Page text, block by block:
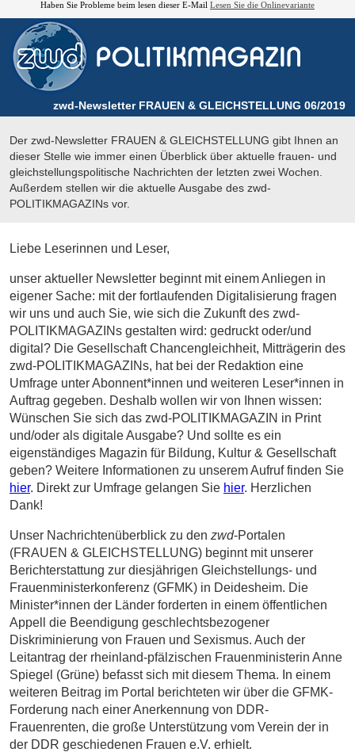
Haben Sie Probleme beim lesen dieser E-Mail Lesen Sie die Onlinevariante
zwd-Newsletter FRAUEN & GLEICHSTELLUNG 06/2019
Der zwd-Newsletter FRAUEN & GLEICHSTELLUNG gibt Ihnen an
dieser Stelle wie immer einen Überblick über aktuelle frauen- und
gleichstellungspolitische Nachrichten der letzten zwei Wochen.
Außerdem stellen wir die aktuelle Ausgabe des zwd-
POLITIKMAGAZINs vor.
Liebe Leserinnen und Leser,
unser aktueller Newsletter beginnt mit einem Anliegen in
eigener Sache: mit der fortlaufenden Digitalisierung fragen
wir uns und auch Sie, wie sich die Zukunft des zwd-
POLITIKMAGAZINs gestalten wird: gedruckt oder/und
digital? Die Gesellschaft Chancengleichheit, Mitträgerin des
zwd-POLITIKMAGAZINs, hat bei der Redaktion eine
Umfrage unter Abonnent*innen und weiteren Leser*innen in
Auftrag gegeben. Deshalb wollen wir von Ihnen wissen:
Wünschen Sie sich das zwd-POLITIKMAGAZIN in Print
und/oder als digitale Ausgabe? Und sollte es ein
eigenständiges Magazin für Bildung, Kultur & Gesellschaft
geben? Weitere Informationen zu unserem Aufruf finden Sie
hier. Direkt zur Umfrage gelangen Sie hier. Herzlichen
Dank!
Unser Nachrichtenüberblick zu den zwd-Portalen
(FRAUEN & GLEICHSTELLUNG) beginnt mit unserer
Berichterstattung zur diesjährigen Gleichstellungs- und
Frauenministerkonferenz (GFMK) in Deidesheim. Die
Minister*innen der Länder forderten in einem öffentlichen
Appell die Beendigung geschlechtsbezogener
Diskriminierung von Frauen und Sexismus. Auch der
Leitantrag der rheinland-pfälzischen Frauenministerin Anne
Spiegel (Grüne) befasst sich mit diesem Thema. In einem
weiteren Beitrag im Portal berichteten wir über die GFMK-
Forderung nach einer Anerkennung von DDR-
Frauenrenten, die große Unterstützung vom Verein der in
der DDR geschiedenen Frauen e.V. erhielt.